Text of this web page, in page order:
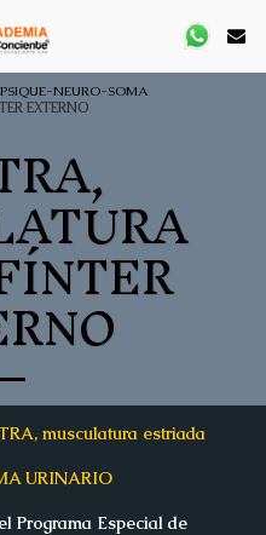
NEURO-SOMA
EXTERNO
musculatura estriada
URINARIO
Programa Especial de